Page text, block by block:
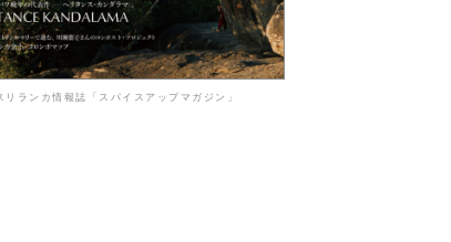
リランカ情報誌「スパイスアップマガジン」